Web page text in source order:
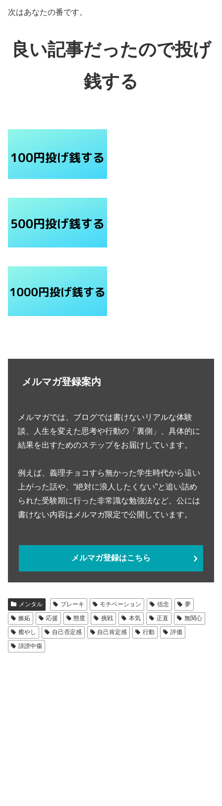
次はあなたの番です。
良い記事だったので投げ
銭する
メルマガ登録案内
メルマガでは、ブログでは書けないリアルな体験
談、人生を変えた思考や行動の「裏側」、具体的に
結果を出すためのステップをお届けしています。
例えば、義理チョコすら無かった学生時代から這い
上がった話や、“絶対に浪人したくない”と追い詰め
られた受験期に行った非常識な勉強法など、公には
書けない内容はメルマガ限定で公開しています。
メルマガ登録はこちら
メンタル ブレーキ モチベーション 信念
夢
嫉妬
応援 態度 挑戦 本気 正直
無関心
癒やし
自己否定感 自己肯定感 行動
評価
誹謗中傷